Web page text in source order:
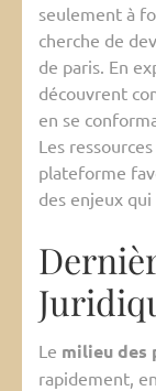
seulement à
cherche de
de paris. En
découvrent
en se
Les
plateforme
des enjeux
Le milieu des
rapidement,